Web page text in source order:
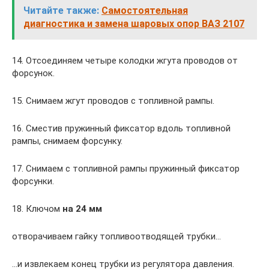
Читайте также: Самостоятельная
диагностика и замена шаровых опор ВАЗ 2107
14. Отсоединяем четыре колодки жгута проводов от
форсунок.
15. Снимаем жгут проводов с топливной рампы.
16. Сместив пружинный фиксатор вдоль топливной
рампы, снимаем форсунку.
17. Снимаем с топливной рампы пружинный фиксатор
форсунки.
18. Ключом на 24 мм
отворачиваем гайку топливоотводящей трубки…
…и извлекаем конец трубки из регулятора давления.